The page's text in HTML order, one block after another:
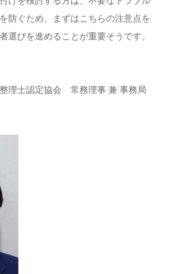
防ぐため、まずはこちらの注意点を
選びを進めることが重要そうです。
理士認定協会 常務理事 兼 事務局